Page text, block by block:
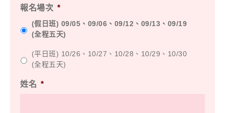
報名場次 *
(假日班) 09/05、09/06、09/12、09/13、09/19
(全程五天)
(平日班) 10/26、10/27、10/28、10/29、10/30
(全程五天)
姓名 *